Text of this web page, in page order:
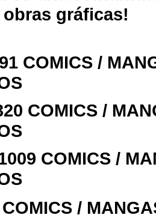
gráficas!
COMICS /
COMICS /
COMICS /
/